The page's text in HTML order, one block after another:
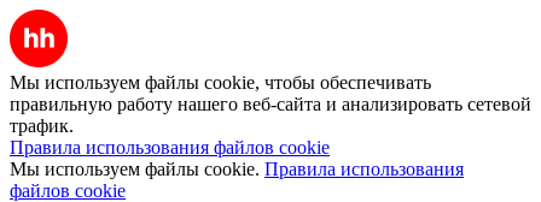
Мы используем файлы cookie, чтобы обеспечивать
правильную работу нашего веб-сайта и анализировать сетевой
трафик.
Правила использования файлов cookie
Мы используем файлы cookie. Правила использования
файлов cookie